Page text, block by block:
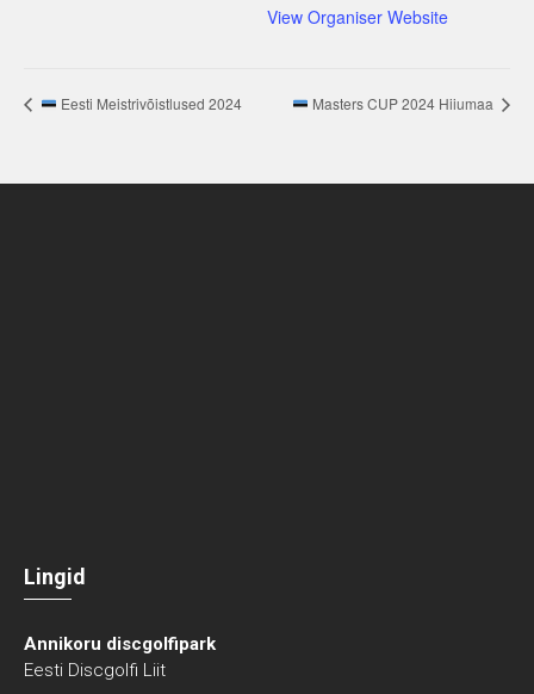
View Organiser Website
Eesti Meistrivõistlused 2024 Masters CUP 2024 Hiiumaa
Lingid
Annikoru discgolfipark
Eesti Discgolfi Liit